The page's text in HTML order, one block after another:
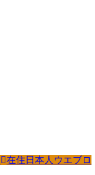
在住日本人ウエブロ